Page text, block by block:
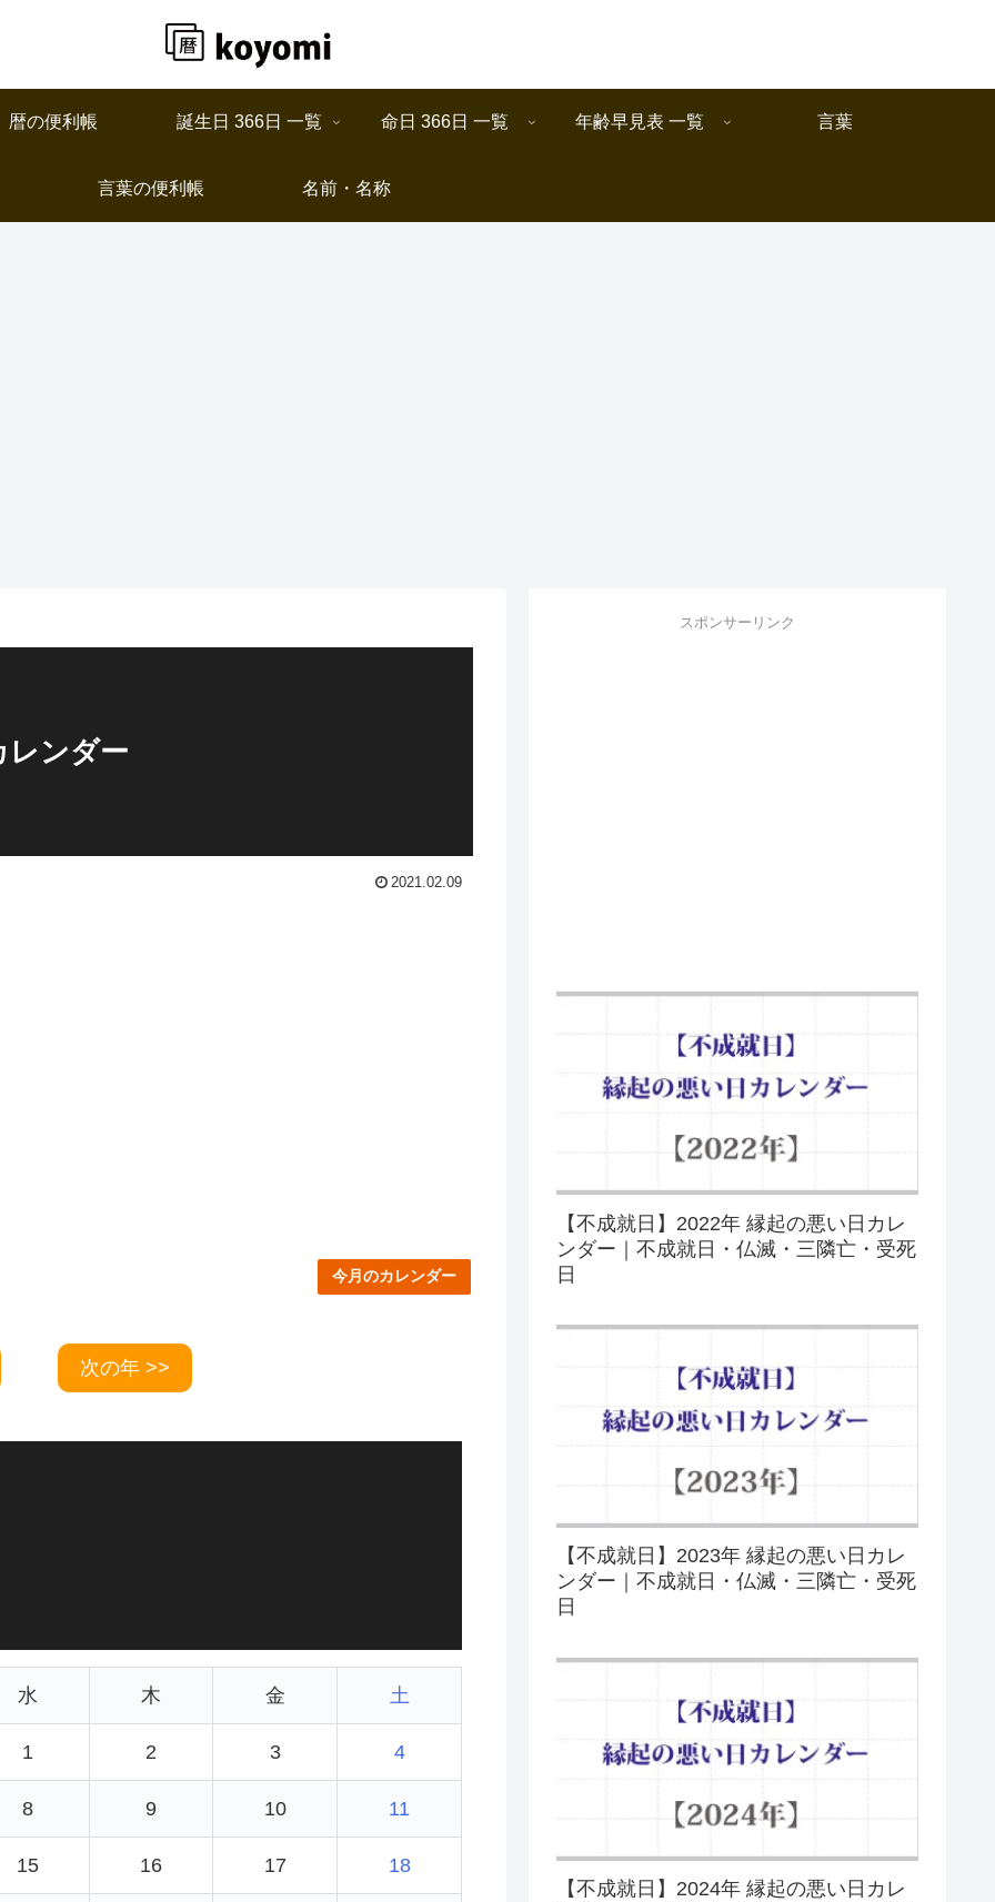
暦の便利帳 誕生日 366日 一覧 命日 366日 一覧 年齢早見表 一覧 言葉
言葉の便利帳 名前・名称
レンダー
2021.02.09
今月のカレンダー
次の年 >>
水 木 金 土
1 2 3 4
8 9 10 11
15 16 17 18
スポンサーリンク
【不成就日】2022年 縁起の悪い日カレ
ンダー｜不成就日・仏滅・三隣亡・受死
日
【不成就日】2023年 縁起の悪い日カレ
ンダー｜不成就日・仏滅・三隣亡・受死
日
【不成就日】2024年 縁起の悪い日カレ